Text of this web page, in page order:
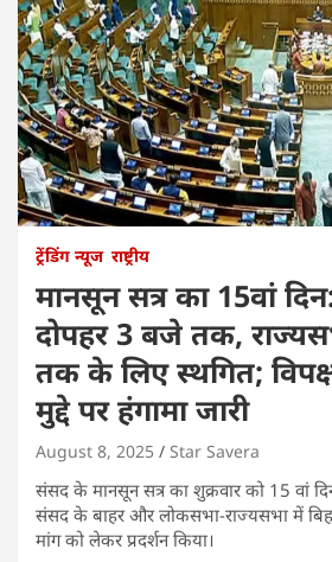
ट्रेंडिंग न्यूज राष्ट्रीय
मानसून सत्र का 15वां
दोपहर 3 बजे तक,
तक के लिए स्थगित;
मुद्दे पर हंगामा जारी
August 8, 2025 Star Savera
संसद के मानसून सत्र का शुक्रवार को 15 वां
संसद के बाहर और लोकसभा-राज्यसभा में
मांग को लेकर प्रदर्शन किया।